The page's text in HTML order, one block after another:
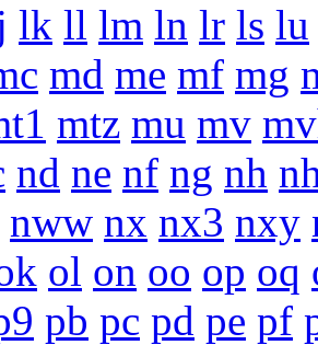
lk ll lm ln lr ls lu
md me mf mg
mtz mu mv
nd ne nf ng nh
nww nx nx3 nxy
ol on oo op oq
pb pc pd pe pf